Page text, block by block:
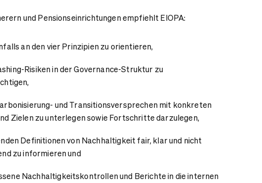
und Pensionseinrichtungen empfiehlt EIOPA:
an den vier Prinzipien zu orientieren,
Risiken in der Governance-Struktur zu
und Transitionsversprechen mit konkreten
Zielen zu unterlegen sowie Fortschritte darzulegen,
Definitionen von Nachhaltigkeit fair, klar und nicht
zu informieren und
Nachhaltigkeitskontrollen und Berichte in die internen